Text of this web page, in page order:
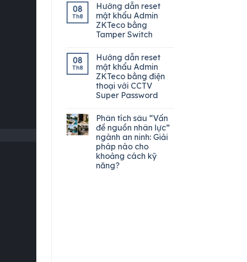
08
Th8
Hướng dẫn reset
mật khẩu Admin
ZKTeco bằng
Tamper Switch
08
Th8
Hướng dẫn reset
mật khẩu Admin
ZKTeco bằng điện
thoại với CCTV
Super Password
Phân tích sâu “Vấn
đề nguồn nhân lực”
ngành an ninh: Giải
pháp nào cho
khoảng cách kỹ
năng?